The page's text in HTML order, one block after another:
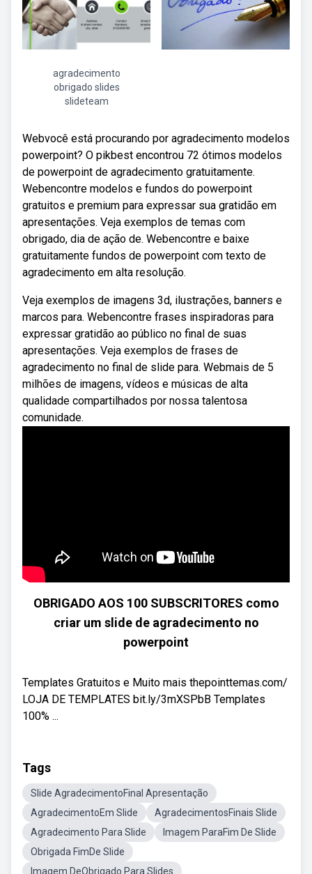
agradecimento
obrigado slides
slideteam
Webvocê está procurando por agradecimento modelos
powerpoint? O pikbest encontrou 72 ótimos modelos
de powerpoint de agradecimento gratuitamente.
Webencontre modelos e fundos do powerpoint
gratuitos e premium para expressar sua gratidão em
apresentações. Veja exemplos de temas com
obrigado, dia de ação de. Webencontre e baixe
gratuitamente fundos de powerpoint com texto de
agradecimento em alta resolução.
Veja exemplos de imagens 3d, ilustrações, banners e
marcos para. Webencontre frases inspiradoras para
expressar gratidão ao público no final de suas
apresentações. Veja exemplos de frases de
agradecimento no final de slide para. Webmais de 5
milhões de imagens, vídeos e músicas de alta
qualidade compartilhados por nossa talentosa
comunidade.
OBRIGADO AOS 100 SUBSCRITORES como
criar um slide de agradecimento no
powerpoint
Templates Gratuitos e Muito mais thepointtemas.com/
LOJA DE TEMPLATES bit.ly/3mXSPbB Templates
100% ...
Tags
Slide AgradecimentoFinal Apresentação
AgradecimentoEm Slide
AgradecimentosFinais Slide
Agradecimento Para Slide
Imagem ParaFim De Slide
Obrigada FimDe Slide
Imagem DeObrigado Para Slides